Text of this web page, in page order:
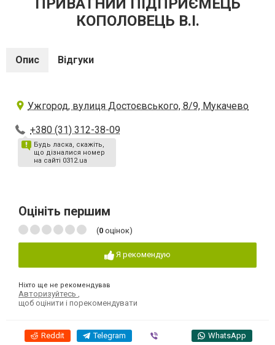
ПРИВАТНИЙ ПІДПРИЄМЕЦЬ
КОПОЛОВЕЦЬ В.І.
Опис Відгуки
Ужгород, вулиця Достоєвського, 8/9, Мукачево
+380 (31) 312-38-09
Будь ласка, скажіть,
що дізналися номер
на сайті 0312.ua
Оцініть першим
(0 оцінок)
Я рекомендую
Ніхто ще не рекомендував
Авторизуйтесь
щоб оцінити і порекомендувати
Reddit Telegram WhatsApp